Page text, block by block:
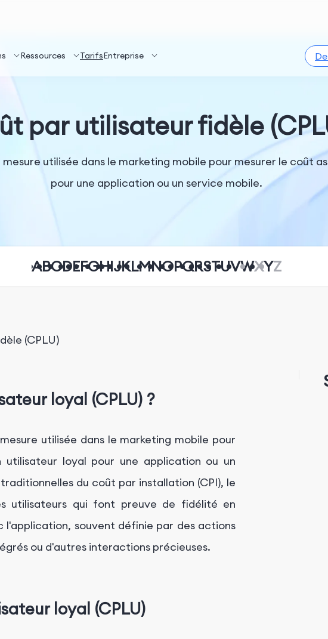
Ressources TarifsEntreprise
par utilisateur fidèle
utilisée dans le marketing mobile pour mesurer le coût
pour une application ou un service mobile.
ABCDEFGHIJKLMNOPQRSTUVWXYZ
(CPLU)
loyal (CPLU) ?
utilisée dans le marketing mobile pour
loyal pour une application ou un
du coût par installation (CPI), le
utilisateurs qui font preuve de fidélité en
l'application, souvent définie par des actions
ou d'autres interactions précieuses.
loyal (CPLU)